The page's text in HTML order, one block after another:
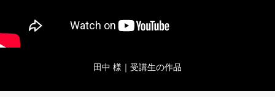
田中 様｜受講生の作品